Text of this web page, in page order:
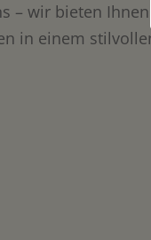
– wir bieten Ihnen
in einem